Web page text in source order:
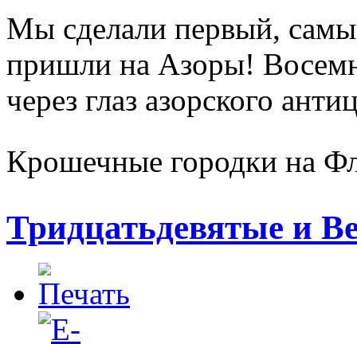
Мы сделали первый,
пришли на Азоры!
через глаз азорского
Крошечные городки на
Тридцатьдевятые и